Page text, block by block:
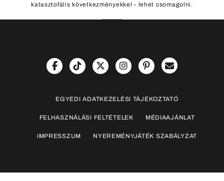
katasztofális következményekkel - lehet csomagolni.
EGYEDI ADATKEZELÉSI TÁJÉKOZTATÓ
FELHASZNÁLÁSI FELTÉTELEK MÉDIAAJÁNLAT
IMPRESSZUM NYEREMÉNYJÁTÉK SZABÁLYZAT